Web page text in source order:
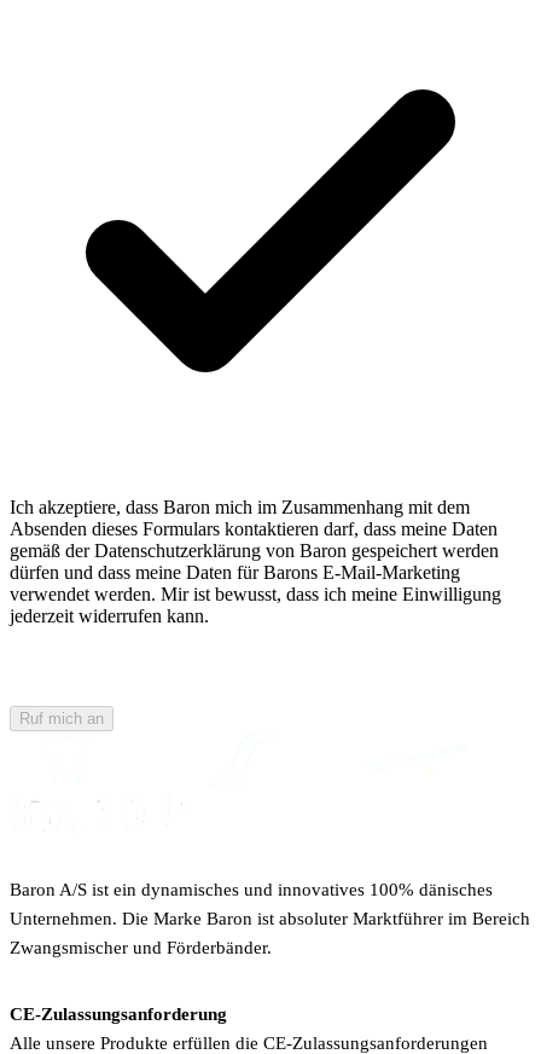
Ich akzeptiere, dass Baron mich im Zusammenhang mit dem
Absenden dieses Formulars kontaktieren darf, dass meine Daten
gemäß der Datenschutzerklärung von Baron gespeichert werden
dürfen und dass meine Daten für Barons E-Mail-Marketing
verwendet werden. Mir ist bewusst, dass ich meine Einwilligung
jederzeit widerrufen kann.
Ruf mich an
Baron A/S ist ein dynamisches und innovatives 100% dänisches
Unternehmen. Die Marke Baron ist absoluter Marktführer im Bereich
Zwangsmischer und Förderbänder.
CE-Zulassungsanforderung
Alle unsere Produkte erfüllen die CE-Zulassungsanforderungen